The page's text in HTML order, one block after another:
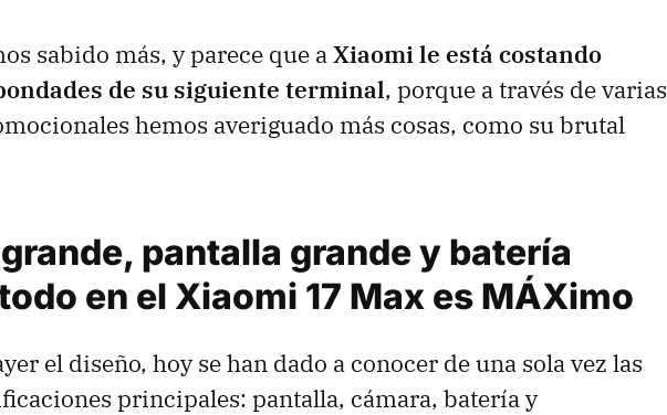
sabido más, y parece que aXiaomi le está costando
de su siguiente terminal, porque a través de varias
hemos averiguado más cosas, como su brutal
pantalla grande y batería
en el Xiaomi 17 Max es MÁXimo
el diseño, hoy se han dado a conocer de una sola vez las
principales: pantalla, cámara, batería y